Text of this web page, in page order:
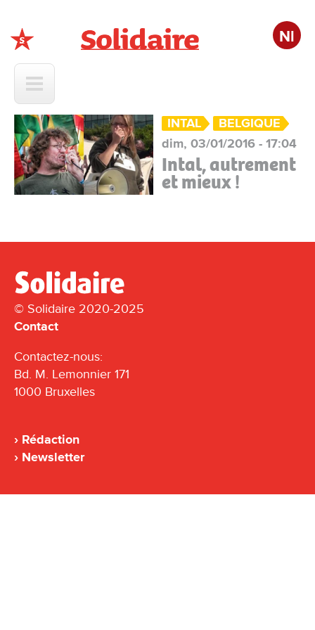
Nl
INTAL
BELGIQUE
dim, 03/01/2016 - 17:04
Intal, autrement
et mieux !
© Solidaire 2020-2025
Contact
Contactez-nous:
Bd. M. Lemonnier 171
1000 Bruxelles
Rédaction
Newsletter